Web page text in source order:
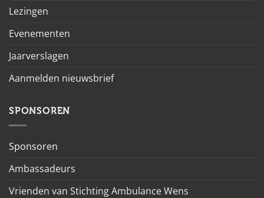
Lezingen
Evenementen
Jaarverslagen
Aanmelden nieuwsbrief
SPONSOREN
Sponsoren
Ambassadeurs
Vrienden van Stichting Ambulance Wens